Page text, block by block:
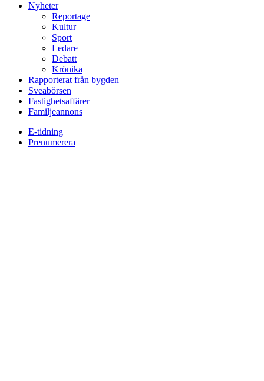
Nyheter
Reportage
Kultur
Sport
Ledare
Debatt
Krönika
Rapporterat från bygden
Sveabörsen
Fastighetsaffärer
Familjeannons
E-tidning
Prenumerera